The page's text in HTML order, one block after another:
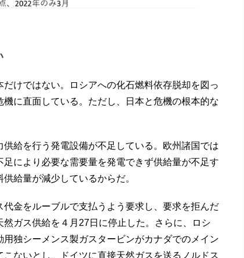
けではない。ロシアへの化石燃料依存脱却を図っ
に直面している。ただし、日本と危機の根本的な
給を行う発電設備が不足している。欧州諸国では
により必要な需要量を発電できず供給量が不足す
給量が減少しているからだ。
金をルーブルで支払うよう要求し、要求を拒んだ
ガス供給を４月27日に停止した。さらに、ロシ
独シーメンス製ガスタービンがカナダでのメイン
ないとし、ドイツに直接天然ガスを送るノルドス